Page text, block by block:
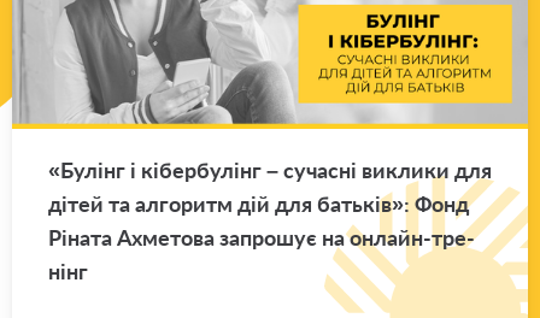
«Бу­лінг і кі­бер­бу­лінг – су­ча­сні ви­кли­ки для
дітей та ал­го­ритм дій для ба­тьків»: Фонд
Рі­на­та Ахме­то­ва за­про­шує на он­лайн-тре­
нінг